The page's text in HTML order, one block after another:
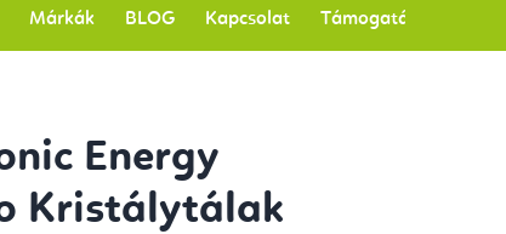
Márkák BLOG Kapcsolat Támogatás
Energy
Kristálytálak